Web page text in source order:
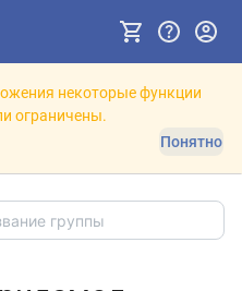
некоторые функции
ограничены.
Понятно